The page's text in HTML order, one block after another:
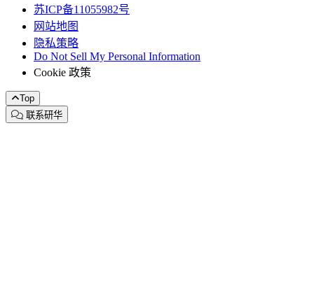
苏ICP备11055982号
网站地图
隐私策略
Do Not Sell My Personal Information
Cookie 政策
Top
联系研华